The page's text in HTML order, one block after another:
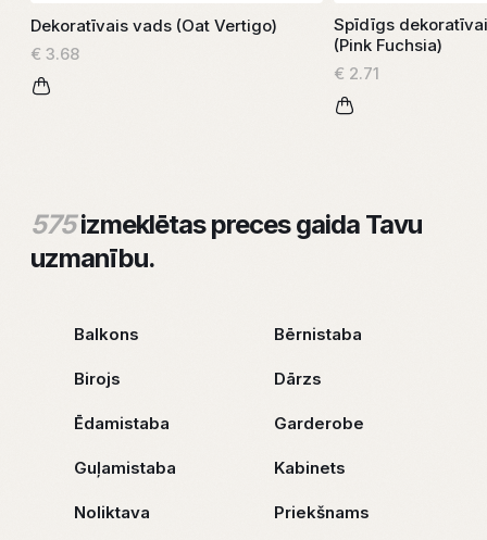
Dekoratīvais vads (Oat Vertigo)
€ 3.68
Spīdīgs
(Pink Fuchsia)
€ 2.71
575izmeklētas preces gaida Tavu
uzmanību.
Balkons Bērnistaba
Birojs Dārzs
Ēdamistaba Garderobe
Guļamistaba Kabinets
Noliktava Priekšnams